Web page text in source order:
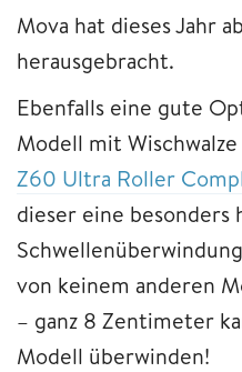
Mova hat dieses Jahr
herausgebracht.
Ebenfalls eine gute
Modell mit
Z60 Ultra Roller
dieser eine besonders
von keinem anderen
– ganz 8 Zentimeter
Modell überwinden!